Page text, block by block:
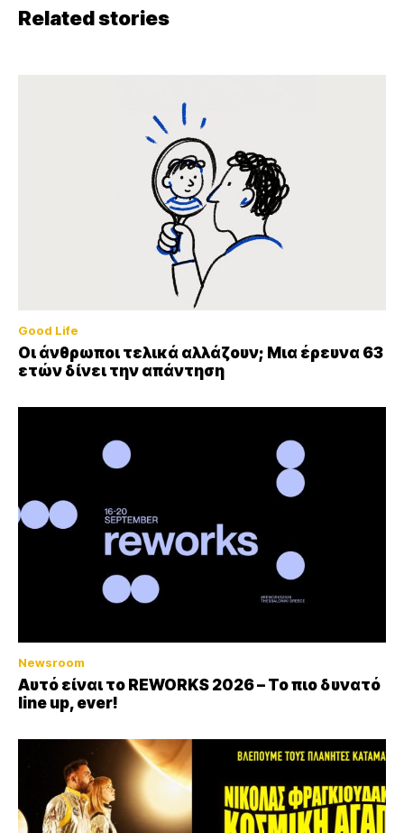
Related stories
Good Life
Οι άνθρωποι τελικά αλλάζουν; Μια έρευνα 63
ετών δίνει την απάντηση
Newsroom
Αυτό είναι το REWORKS 2026 – Το πιο δυνατό
line up, ever!